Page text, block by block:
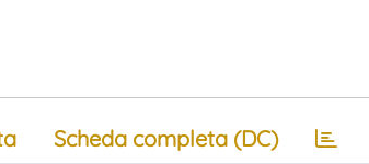
Scheda completa (DC)